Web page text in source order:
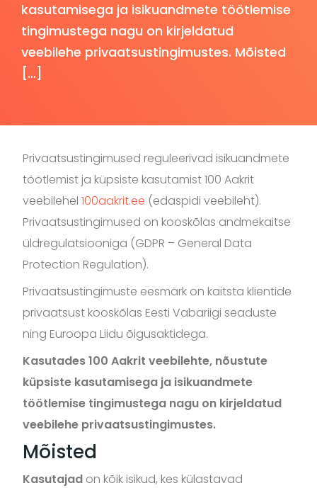
kasutamisega ja isikuandmete töötlemise
tingimustega nagu on kirjeldatud
veebilehe privaatsustingimustes. Mõisted
[…]
Privaatsustingimused reguleerivad isikuandmete
töötlemist ja küpsiste kasutamist 100 Aakrit
veebilehel 100aakrit.ee (edaspidi veebileht).
Privaatsustingimused on kooskõlas andmekaitse
üldregulatsiooniga (GDPR – General Data
Protection Regulation).
Privaatsustingimuste eesmärk on kaitsta klientide
privaatsust kooskõlas Eesti Vabariigi seaduste
ning Euroopa Liidu õigusaktidega.
Kasutades 100 Aakrit veebilehte, nõustute
küpsiste kasutamisega ja isikuandmete
töötlemise tingimustega nagu on kirjeldatud
veebilehe privaatsustingimustes.
Mõisted
Kasutajad on kõik isikud, kes külastavad